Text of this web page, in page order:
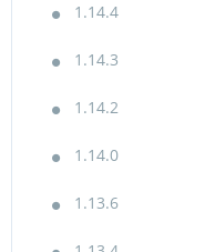
1.14.4
1.14.3
1.14.2
1.14.0
1.13.6